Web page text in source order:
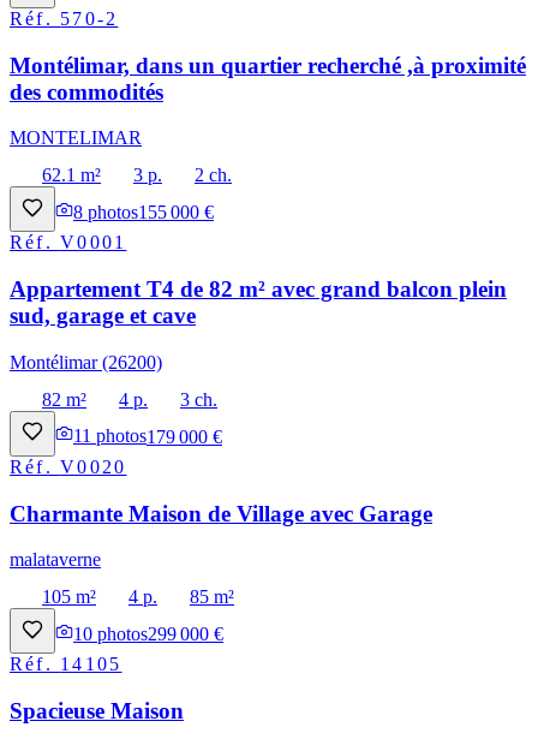
Réf. 570-2
Montélimar, dans un quartier recherché ,à proximité
des commodités
MONTELIMAR
62.1 m²
3 p.
2 ch.
8 photos155 000 €
Réf.V0001
Appartement T4 de 82 m² avec grand balcon plein
sud, garage et cave
Montélimar (26200)
82 m²
4 p.
3 ch.
11 photos179 000 €
Réf.V0020
Charmante Maison de Village avec Garage
malataverne
105 m²
4 p.
85 m²
10 photos299 000 €
Réf. 14105
Spacieuse Maison